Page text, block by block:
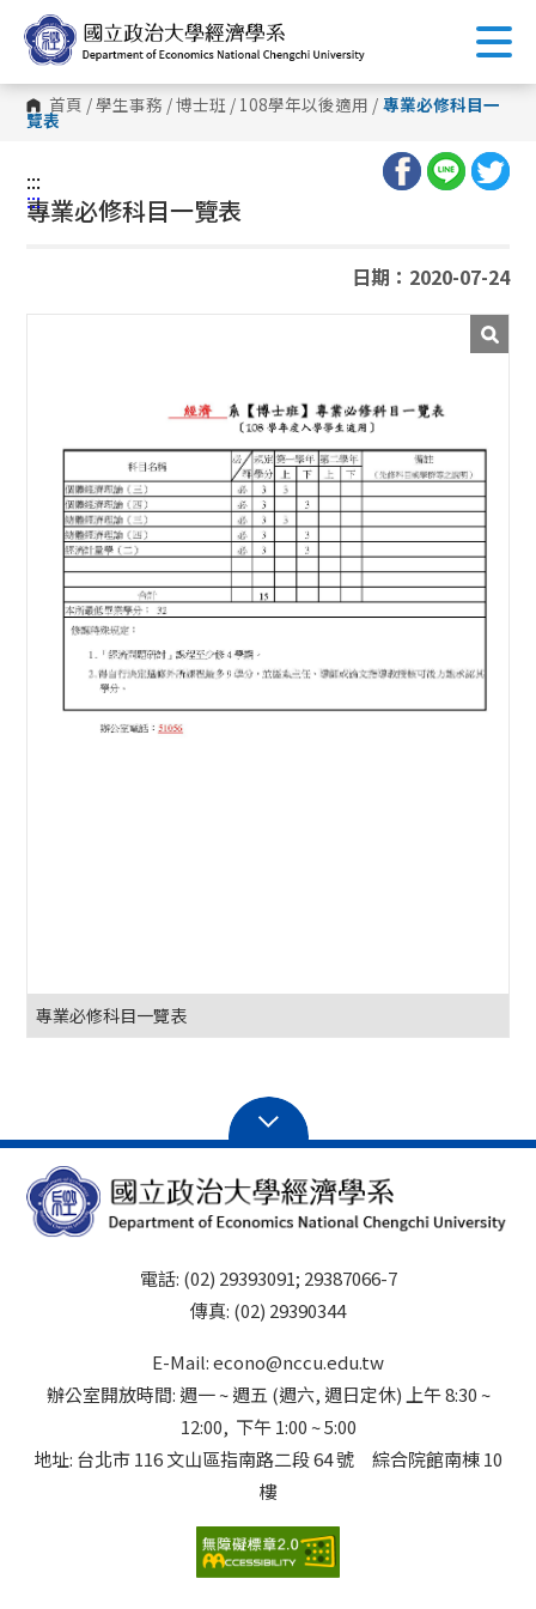
到
主
內
容
區
首頁 /學生事務 /博士班 / 108學年以後適用 / 專業必修科目一
覽表
:::
:::
專業必修科目一覽表
日期：2020-07-24
專業必修科目一覽表
電話: (02) 29393091; 29387066-7
傳真: (02) 29390344
E-Mail: econo@nccu.edu.tw
辦公室開放時間: 週一 ~ 週五 (週六, 週日定休) 上午 8:30 ~
12:00, 下午 1:00 ~ 5:00
地址: 台北市 116 文山區指南路二段 64 號 綜合院館南棟 10
樓